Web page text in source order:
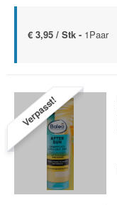
€ 3,95 / Stk - 1Paar
Verpasst!